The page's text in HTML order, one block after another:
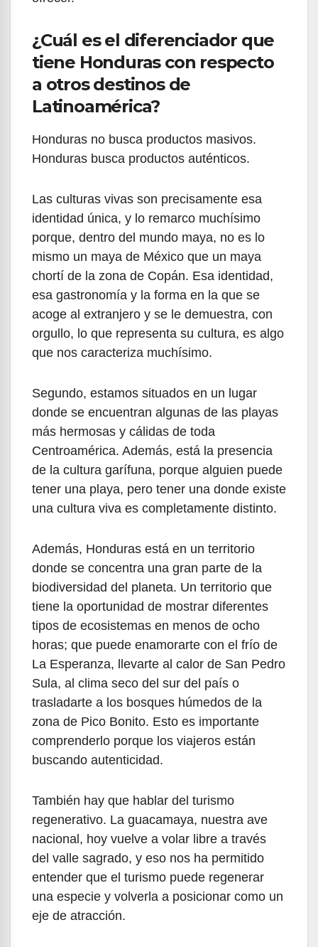
¿Cuál es el diferenciador que
tiene Honduras con respecto
a otros destinos de
Latinoamérica?
Honduras no busca productos masivos.
Honduras busca productos auténticos.
Las culturas vivas son precisamente esa
identidad única, y lo remarco muchísimo
porque, dentro del mundo maya, no es lo
mismo un maya de México que un maya
chortí de la zona de Copán. Esa identidad,
esa gastronomía y la forma en la que se
acoge al extranjero y se le demuestra, con
orgullo, lo que representa su cultura, es algo
que nos caracteriza muchísimo.
Segundo, estamos situados en un lugar
donde se encuentran algunas de las playas
más hermosas y cálidas de toda
Centroamérica. Además, está la presencia
de la cultura garífuna, porque alguien puede
tener una playa, pero tener una donde existe
una cultura viva es completamente distinto.
Además, Honduras está en un territorio
donde se concentra una gran parte de la
biodiversidad del planeta. Un territorio que
tiene la oportunidad de mostrar diferentes
tipos de ecosistemas en menos de ocho
horas; que puede enamorarte con el frío de
La Esperanza, llevarte al calor de San Pedro
Sula, al clima seco del sur del país o
trasladarte a los bosques húmedos de la
zona de Pico Bonito. Esto es importante
comprenderlo porque los viajeros están
buscando autenticidad.
También hay que hablar del turismo
regenerativo. La guacamaya, nuestra ave
nacional, hoy vuelve a volar libre a través
del valle sagrado, y eso nos ha permitido
entender que el turismo puede regenerar
una especie y volverla a posicionar como un
eje de atracción.